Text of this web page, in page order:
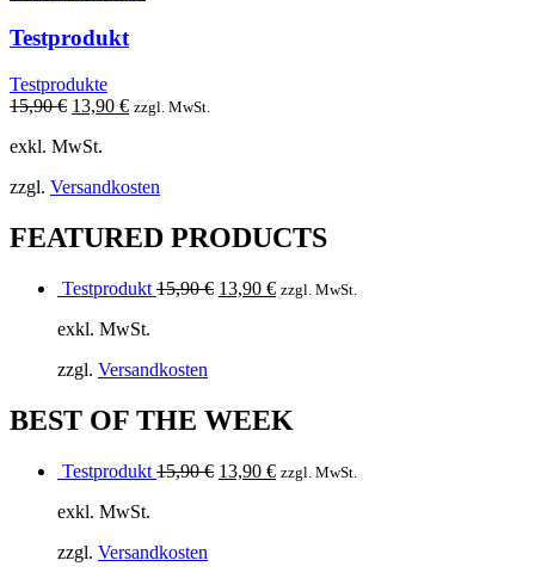
Testprodukt
Testprodukte
15,90€ Ursprünglicher
war:
13,90 €Aktueller
zzgl. MwSt.
exkl. MwSt.
zzgl. Versandkosten
FEATURED PRODUCTS
Testprodukt 15,90€ Ursprünglicher
13,90 €Aktueller
zzgl. MwSt.
exkl. MwSt.
zzgl. Versandkosten
BEST OF THE WEEK
Testprodukt 15,90€ Ursprünglicher
13,90 €Aktueller
zzgl. MwSt.
exkl. MwSt.
zzgl. Versandkosten